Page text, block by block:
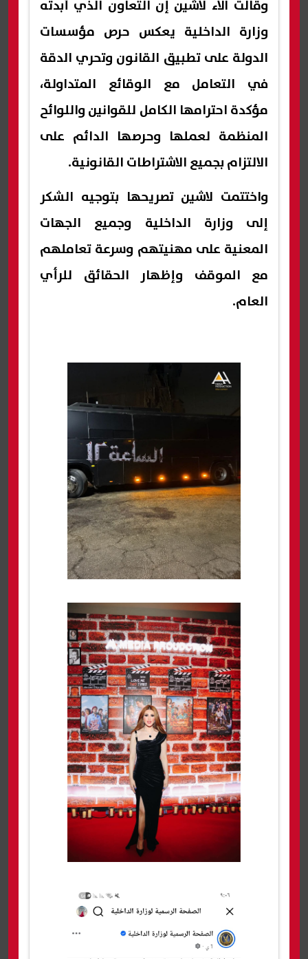
وقالت آلاء لاشين إن التعاون الذي أبدته
وزارة الداخلية يعكس حرص مؤسسات
الدولة على تطبيق القانون وتحري الدقة
في التعامل مع الوقائع المتداولة،
مؤكدة احترامها الكامل للقوانين واللوائح
المنظمة لعملها وحرصها الدائم على
الالتزام بجميع الاشتراطات القانونية.
واختتمت لاشين تصريحها بتوجيه الشكر
إلى وزارة الداخلية وجميع الجهات
المعنية على مهنيتهم وسرعة تعاملهم
مع الموقف وإظهار الحقائق للرأي
العام.